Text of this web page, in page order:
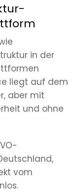
in der
liegt auf dem
aber mit
und ohne
vom